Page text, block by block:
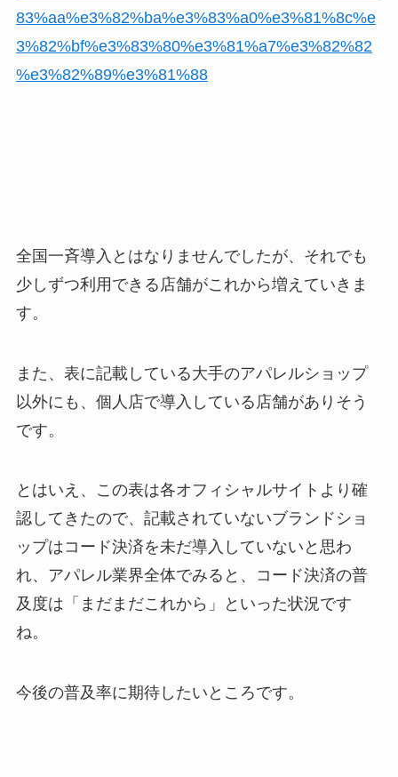
83%aa%e3%82%ba%e3%83%a0%e3%81%8c%e
3%82%bf%e3%83%80%e3%81%a7%e3%82%82
%e3%82%89%e3%81%88
全国一斉導入とはなりませんでしたが、それでも
少しずつ利用できる店舗がこれから増えていきま
す。
また、表に記載している大手のアパレルショップ
以外にも、個人店で導入している店舗がありそう
です。
とはいえ、この表は各オフィシャルサイトより確
認してきたので、記載されていないブランドショ
ップはコード決済を未だ導入していないと思わ
れ、アパレル業界全体でみると、コード決済の普
及度は「まだまだこれから」といった状況です
ね。
今後の普及率に期待したいところです。